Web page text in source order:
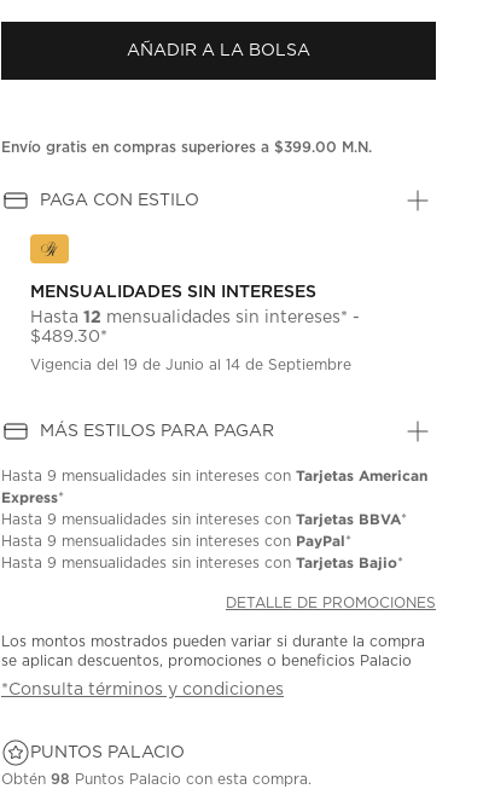
puntuación.
en
la
AÑADIR A LA BOLSA
Envío gratis en compras superiores a $399.00 M.N.
PAGA CON ESTILO
MENSUALIDADES SIN INTERESES
Hasta12 mensualidades sin intereses* -
$489.30*
Vigencia del 19 de Junio al 14 de Septiembre
MÁS ESTILOS PARA PAGAR
Hasta9 mensualidades sin intereses conTarjetas American
Express*
Hasta9 mensualidades sin intereses conTarjetas BBVA*
Hasta9 mensualidades sin intereses con PayPal*
Hasta9 mensualidades sin intereses conTarjetas Bajio*
DETALLE DE PROMOCIONES
Los montos mostrados pueden variar si durante la compra
se aplican descuentos, promociones o beneficios Palacio
*Consulta términos y condiciones
PUNTOS PALACIO
Obtén98 Puntos Palacio con esta compra.